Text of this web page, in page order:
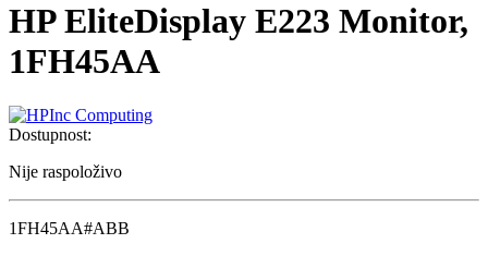
HP EliteDisplay E223 Monitor,
1FH45AA
Dostupnost:
Nije raspoloživo
1FH45AA#ABB